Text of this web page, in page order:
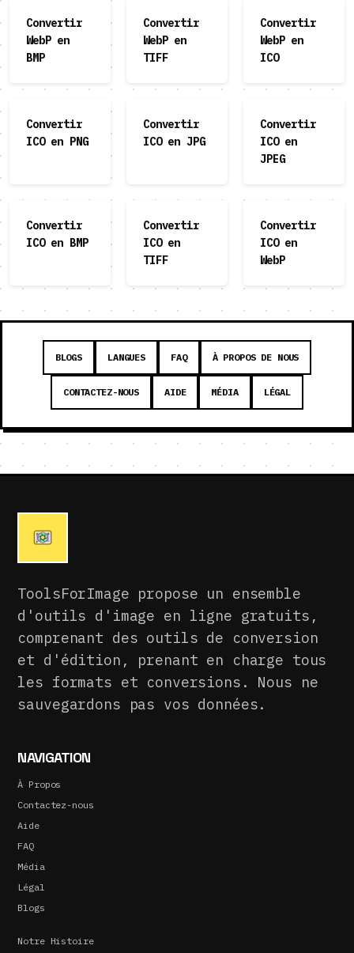
Convertir
WebP en
BMP
Convertir
WebP en
TIFF
Convertir
WebP en
ICO
Convertir
ICO en PNG
Convertir
ICO en JPG
Convertir
ICO en
JPEG
Convertir
ICO en BMP
Convertir
ICO en
TIFF
Convertir
ICO en
WebP
BLOGS LANGUES FAQ À PROPOS DE NOUS
CONTACTEZ-NOUS AIDE MÉDIA LÉGAL
ToolsForImage propose un ensemble
d'outils d'image en ligne gratuits,
comprenant des outils de conversion
et d'édition, prenant en charge tous
les formats et conversions. Nous ne
sauvegardons pas vos données.
NAVIGATION
À Propos
Contactez-nous
Aide
FAQ
Média
Légal
Blogs
Notre Histoire